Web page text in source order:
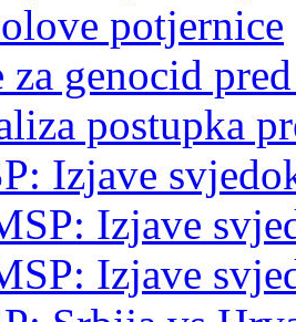
potjernice
za genocid
postupka
Izjave
Izjave
Izjave